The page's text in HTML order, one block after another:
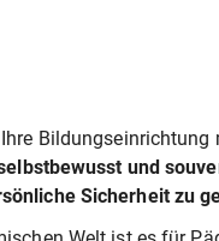
Bildungseinrichtung
und
Sicherheit zu